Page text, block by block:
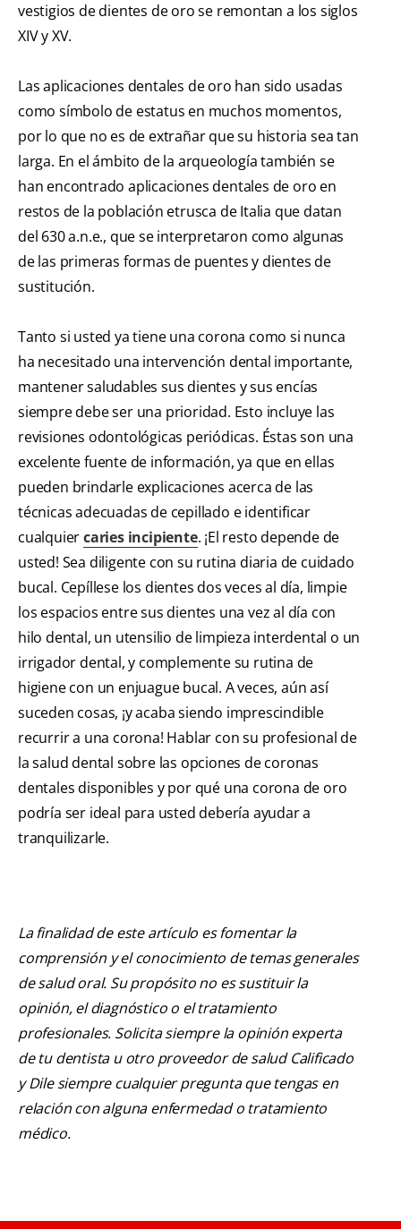
vestigios de dientes de oro se remontan a los siglos
XIV y XV.
Las aplicaciones dentales de oro han sido usadas
como símbolo de estatus en muchos momentos,
por lo que no es de extrañar que su historia sea tan
larga. En el ámbito de la arqueología también se
han encontrado aplicaciones dentales de oro en
restos de la población etrusca de Italia que datan
del 630 a.n.e., que se interpretaron como algunas
de las primeras formas de puentes y dientes de
sustitución.
Tanto si usted ya tiene una corona como si nunca
ha necesitado una intervención dental importante,
mantener saludables sus dientes y sus encías
siempre debe ser una prioridad. Esto incluye las
revisiones odontológicas periódicas. Éstas son una
excelente fuente de información, ya que en ellas
pueden brindarle explicaciones acerca de las
técnicas adecuadas de cepillado e identificar
cualquiercaries incipiente. ¡El resto depende de
usted! Sea diligente con su rutina diaria de cuidado
bucal. Cepíllese los dientes dos veces al día, limpie
los espacios entre sus dientes una vez al día con
hilo dental, un utensilio de limpieza interdental o un
irrigador dental, y complemente su rutina de
higiene con un enjuague bucal. A veces, aún así
suceden cosas, ¡y acaba siendo imprescindible
recurrir a una corona! Hablar con su profesional de
la salud dental sobre las opciones de coronas
dentales disponibles y por qué una corona de oro
podría ser ideal para usted debería ayudar a
tranquilizarle.
La finalidad de este artículo es fomentar la
comprensión y el conocimiento de temas generales
de salud oral. Su propósito no es sustituir la
opinión, el diagnóstico o el tratamiento
profesionales. Solicita siempre la opinión experta
de tu dentista u otro proveedor de salud Calificado
y Dile siempre cualquier pregunta que tengas en
relación con alguna enfermedad o tratamiento
médico.